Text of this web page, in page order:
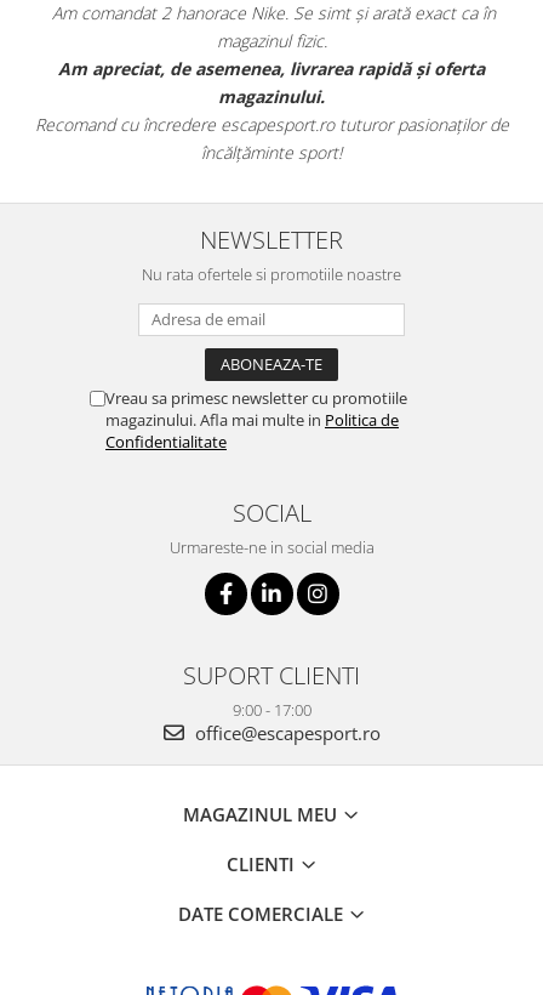
Am comandat 2 hanorace Nike. Se simt și arată exact ca în
magazinul fizic.
Am apreciat, de asemenea, livrarea rapidă și oferta
magazinului.
Recomand cu încredere escapesport.ro tuturor pasionaților de
încălțăminte sport!
NEWSLETTER
Nu rata ofertele si promotiile noastre
Vreau sa primesc newsletter cu promotiile
magazinului. Afla mai multe in Politica de
Confidentialitate
SOCIAL
Urmareste-ne in social media
SUPORT CLIENTI
9:00 - 17:00
office@escapesport.ro
MAGAZINUL MEU
CLIENTI
DATE COMERCIALE